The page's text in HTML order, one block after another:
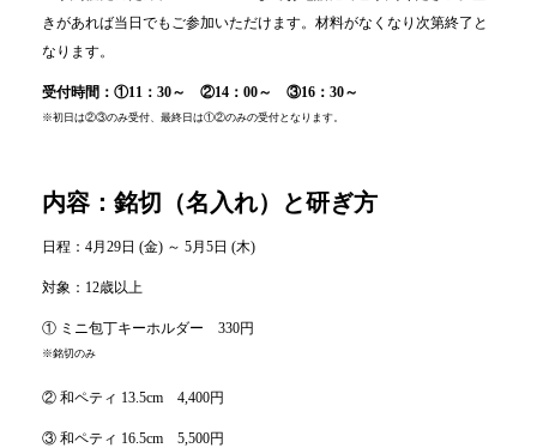
きがあれば当日でもご参加いただけます。材料がなくなり次第終了と
なります。
受付時間：①11：30～ ②14：00～ ③16：30～
※初日は②③のみ受付、最終日は①②のみの受付となります。
内容：銘切（名入れ）と研ぎ方
日程：4月29日 (金) ～ 5月5日 (木)
対象：12歳以上
① ミニ包丁キーホルダー 330円
※銘切のみ
② 和ペティ 13.5cm 4,400円
③ 和ペティ 16.5cm 5,500円